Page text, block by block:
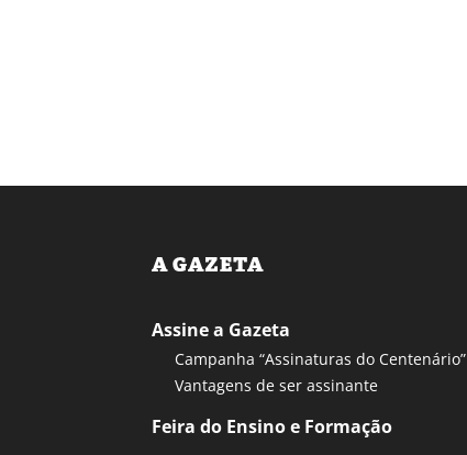
A GAZETA
Assine a Gazeta
Campanha “Assinaturas do Centenário”
Vantagens de ser assinante
Feira do Ensino e Formação